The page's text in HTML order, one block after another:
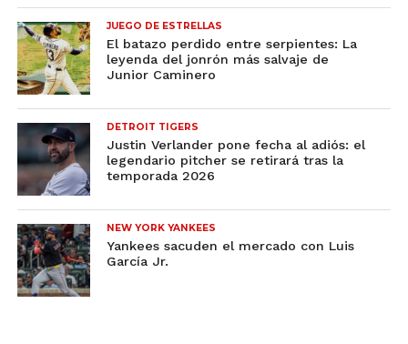
JUEGO DE ESTRELLAS
El batazo perdido entre serpientes: La
leyenda del jonrón más salvaje de
Junior Caminero
DETROIT TIGERS
Justin Verlander pone fecha al adiós: el
legendario pitcher se retirará tras la
temporada 2026
NEW YORK YANKEES
Yankees sacuden el mercado con Luis
García Jr.